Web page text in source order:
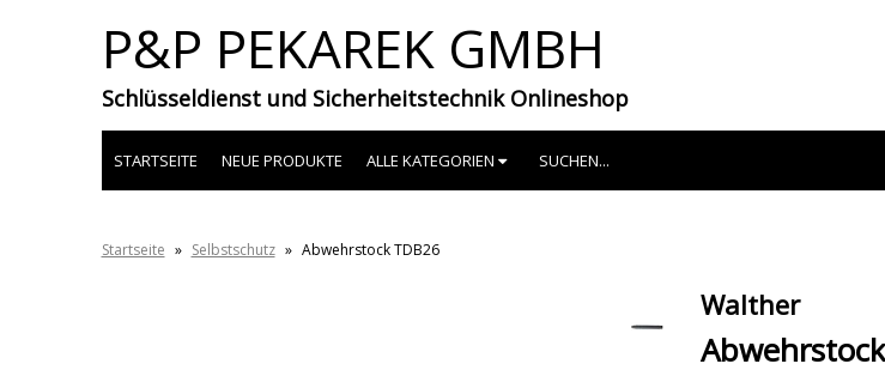
P&P PEKAREK GMBH
Schlüsseldienst und Sicherheitstechnik Onlineshop
STARTSEITE NEUE PRODUKTE ALLE KATEGORIEN
Startseite » Selbstschutz » Abwehrstock TDB26
Walther